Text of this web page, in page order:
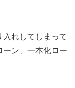
入れしてしまって
ーン、一本化ロー